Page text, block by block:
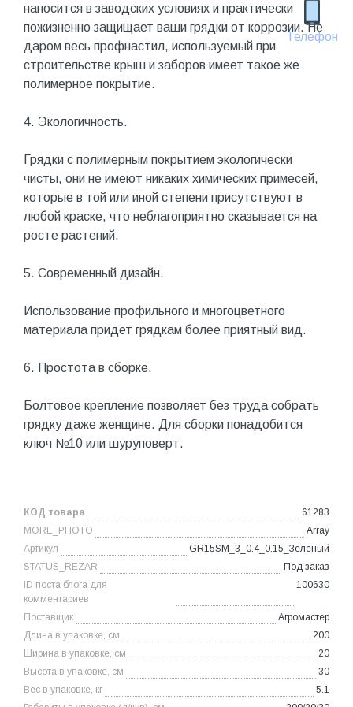
Телефон
наносится в заводских условиях и практически
пожизненно защищает ваши грядки от коррозии. Не
даром весь профнастил, используемый при
строительстве крыш и заборов имеет такое же
полимерное покрытие.
4. Экологичность.
Грядки с полимерным покрытием экологически
чисты, они не имеют никаких химических примесей,
которые в той или иной степени присутствуют в
любой краске, что неблагоприятно сказывается на
росте растений.
5. Современный дизайн.
Использование профильного и многоцветного
материала придет грядкам более приятный вид.
6. Простота в сборке.
Болтовое крепление позволяет без труда собрать
грядку даже женщине. Для сборки понадобится
ключ №10 или шуруповерт.
КОД товара
61283
MORE_PHOTO
Array
Артикул
GR15SM_3_0.4_0.15_Зеленый
STATUS_REZAR
Под заказ
ID поста блога для
комментариев
100630
Поставщик
Агромастер
Длина в упаковке, см
200
Ширина в упаковке, см
20
Высота в упаковке, см
30
Вес в упаковке, кг
5.1